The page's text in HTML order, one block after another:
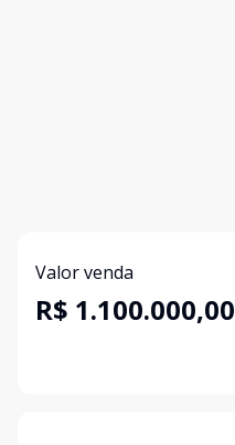
Valor venda
R$ 1.100.000,00